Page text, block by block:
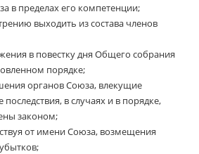
в пределах его компетенции;
выходить из состава членов
в повестку дня Общего собрания
порядке;
органов Союза, влекущие
в случаях и в порядке,
законом;
от имени Союза, возмещения